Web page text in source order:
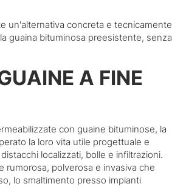
un'alternativa concreta e tecnicamente
guaina bituminosa preesistente, senza
A FINE
con guaine bituminose, la
la loro vita utile progettuale e
localizzati, bolle e infiltrazioni.
rumorosa, polverosa e invasiva che
lo smaltimento presso impianti